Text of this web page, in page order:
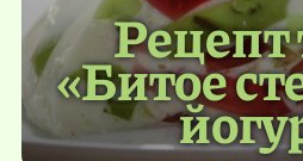
Рецепт
«Битое